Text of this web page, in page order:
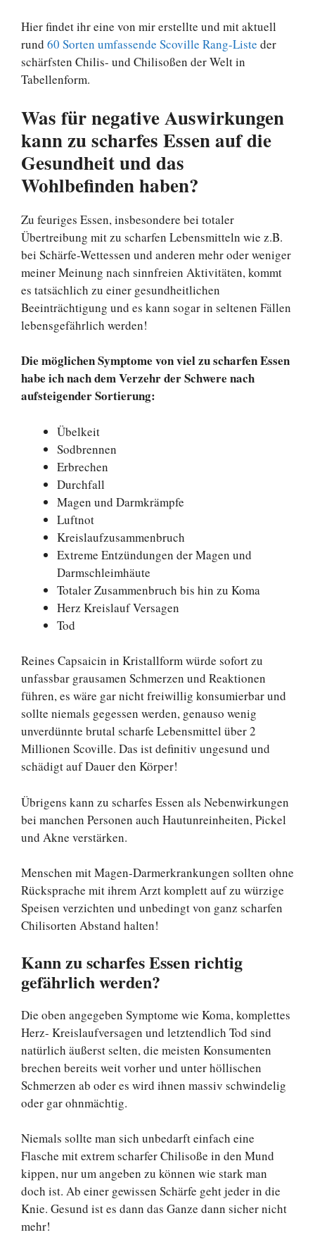
Hier findet ihr eine von mir erstellte und mit aktuell
rund 60 Sorten umfassende Scoville Rang-Liste der
schärfsten Chilis- und Chilisoßen der Welt in
Tabellenform.
Was für negative Auswirkungen
kann zu scharfes Essen auf die
Gesundheit und das
Wohlbefinden haben?
Zu feuriges Essen, insbesondere bei totaler
Übertreibung mit zu scharfen Lebensmitteln wie z.B.
bei Schärfe-Wettessen und anderen mehr oder weniger
meiner Meinung nach sinnfreien Aktivitäten, kommt
es tatsächlich zu einer gesundheitlichen
Beeinträchtigung und es kann sogar in seltenen Fällen
lebensgefährlich werden!
Die möglichen Symptome von viel zu scharfen Essen
habe ich nach dem Verzehr der Schwere nach
aufsteigender Sortierung:
Übelkeit
Sodbrennen
Erbrechen
Durchfall
Magen und Darmkrämpfe
Luftnot
Kreislaufzusammenbruch
Extreme Entzündungen der Magen und
Darmschleimhäute
Totaler Zusammenbruch bis hin zu Koma
Herz Kreislauf Versagen
Tod
Reines Capsaicin in Kristallform würde sofort zu
unfassbar grausamen Schmerzen und Reaktionen
führen, es wäre gar nicht freiwillig konsumierbar und
sollte niemals gegessen werden, genauso wenig
unverdünnte brutal scharfe Lebensmittel über 2
Millionen Scoville. Das ist definitiv ungesund und
schädigt auf Dauer den Körper!
Übrigens kann zu scharfes Essen als Nebenwirkungen
bei manchen Personen auch Hautunreinheiten, Pickel
und Akne verstärken.
Menschen mit Magen-Darmerkrankungen sollten ohne
Rücksprache mit ihrem Arzt komplett auf zu würzige
Speisen verzichten und unbedingt von ganz scharfen
Chilisorten Abstand halten!
Kann zu scharfes Essen richtig
gefährlich werden?
Die oben angegeben Symptome wie Koma, komplettes
Herz- Kreislaufversagen und letztendlich Tod sind
natürlich äußerst selten, die meisten Konsumenten
brechen bereits weit vorher und unter höllischen
Schmerzen ab oder es wird ihnen massiv schwindelig
oder gar ohnmächtig.
Niemals sollte man sich unbedarft einfach eine
Flasche mit extrem scharfer Chilisoße in den Mund
kippen, nur um angeben zu können wie stark man
doch ist. Ab einer gewissen Schärfe geht jeder in die
Knie. Gesund ist es dann das Ganze dann sicher nicht
mehr!